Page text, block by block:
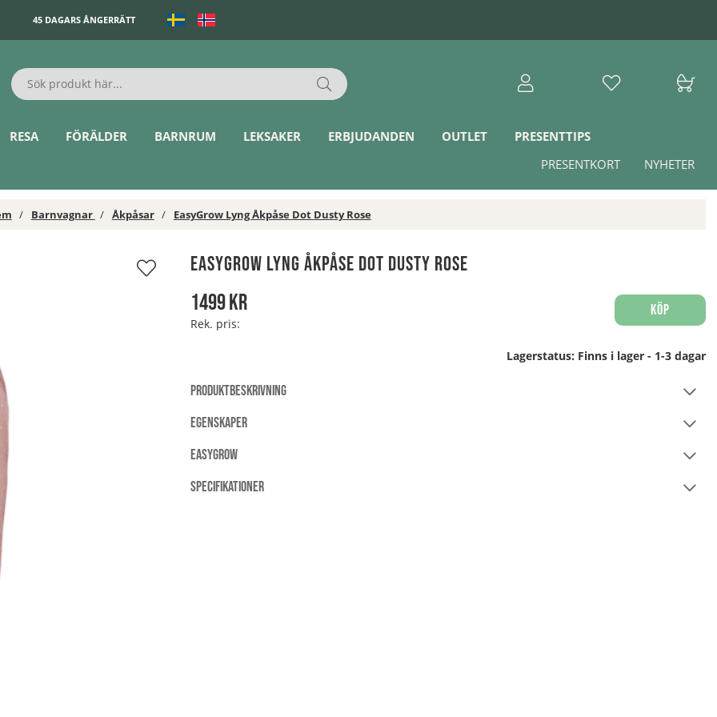
45 DAGARS ÅNGERRÄTT
RESA FÖRÄLDER BARNRUM LEKSAKER ERBJUDANDEN OUTLET
PRESENTTIPS
NYHETER
PRESENTKORT
Barnvagnar Åkpåsar EasyGrow Lyng Åkpåse Dot Dusty Rose
EasyGrow Lyng Åkpåse Dot Dusty Rose
1499kr
Rek. pris:
Köp
Lagerstatus: Finns i lager - 1-3 dagar
PRODUKTBESKRIVNING
EGENSKAPER
EASYGROW
SPECIFIKATIONER